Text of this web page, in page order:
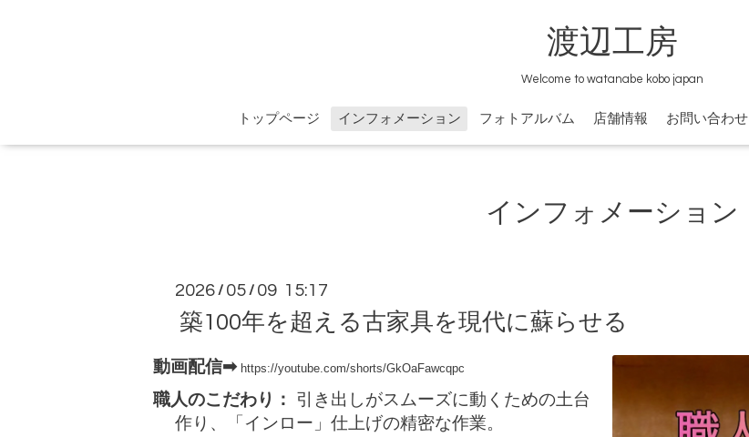
渡辺工房
Welcome to watanabe kobo japan
トップページ インフォメーション フォトアルバム 店舗情報 お問い合わせ
インフォメーション
2026 / 05 / 09 15:17
築100年を超える古家具を現代に蘇らせる
動画配信➡︎https://youtube.com/shorts/GkOaFawcqpc
職人のこだわり：
引き出しがスムーズに動くための土台
作り、「インロー」仕上げの精密な作業。